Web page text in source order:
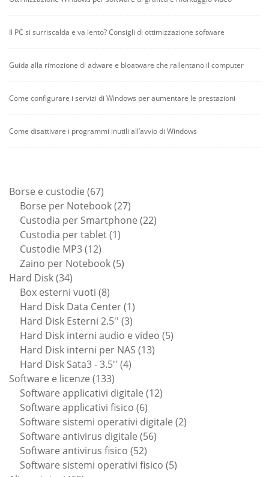
Il PC si surriscalda e va lento? Consigli di ottimizzazione software
Guida alla rimozione di adware e bloatware che rallentano il computer
Come configurare i servizi di Windows per aumentare le prestazioni
Come disattivare i programmi inutili all’avvio di Windows
Borse e custodie 6767
prodotti
Borse per Notebook 2727
prodotti
Custodia per Smartphone 2222
Custodia per tablet 11
Custodie MP3 1212
prodotti
Zaino per Notebook 55
Hard Disk 3434
prodotti
Box esterni vuoti 88
prodotti
Hard Disk Data Center 11
prodotto
Hard Disk Esterni 2.5'' 33
prodotti
Hard Disk interni audio e video 55
Hard Disk interni per NAS 1313
Hard Disk Sata3 - 3.5'' 44
Software e licenze 133133
prodotti
Software applicativi digitale 1212
Software applicativi fisico 66
prodotti
Software sistemi operativi digitale 22
Software antivirus digitale 5656
Software antivirus fisico 5252
prodotti
Software sistemi operativi fisico 55